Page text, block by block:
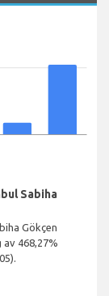
Sabiha
Gökçen
468,27%